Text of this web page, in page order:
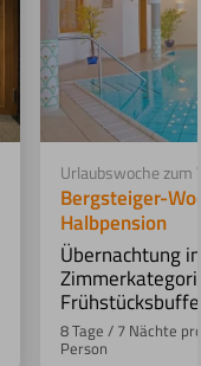
Urlaubswoche zum
Bergsteiger-
Halbpension
Übernachtung
Abendbuffet
Gerichten:
8 Tage / 7 Nächte
Person